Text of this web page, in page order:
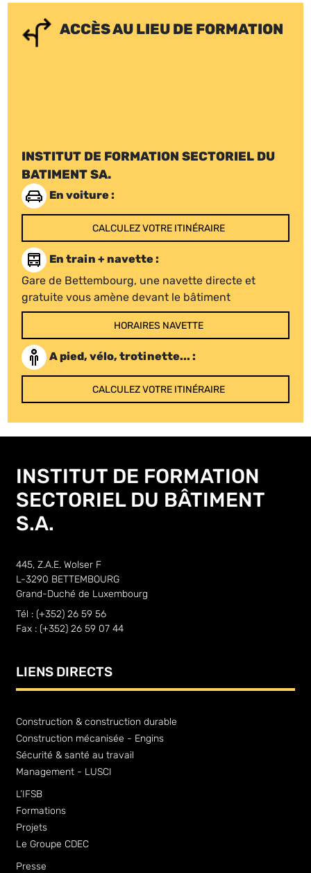
ACCÈS AU LIEU DE FORMATION
INSTITUT DE FORMATION SECTORIEL DU
BATIMENT SA.
En voiture :
CALCULEZ VOTRE ITINÉRAIRE
En train + navette :
Gare de Bettembourg, une navette directe et
gratuite vous amène devant le bâtiment
HORAIRES NAVETTE
A pied, vélo, trotinette... :
CALCULEZ VOTRE ITINÉRAIRE
INSTITUT DE FORMATION
SECTORIEL DU BÂTIMENT
S.A.
445, Z.A.E. Wolser F
L-3290 BETTEMBOURG
Grand-Duché de Luxembourg
Tél : (+352) 26 59 56
Fax : (+352) 26 59 07 44
LIENS DIRECTS
Construction & construction durable
Construction mécanisée - Engins
Sécurité & santé au travail
Management - LUSCI
L’IFSB
Formations
Projets
Le Groupe CDEC
Presse